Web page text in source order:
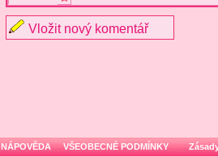
Vložit nový komentář
NÁPOVĚDA VŠEOBECNÉ PODMÍNKY